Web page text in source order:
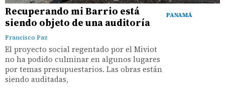
PANAMÁ
Recuperando mi Barrio está
siendo objeto de una auditoría
Francisco Paz
El proyecto social regentado por el Miviot
no ha podido culminar en algunos lugares
por temas presupuestarios. Las obras están
siendo auditadas,